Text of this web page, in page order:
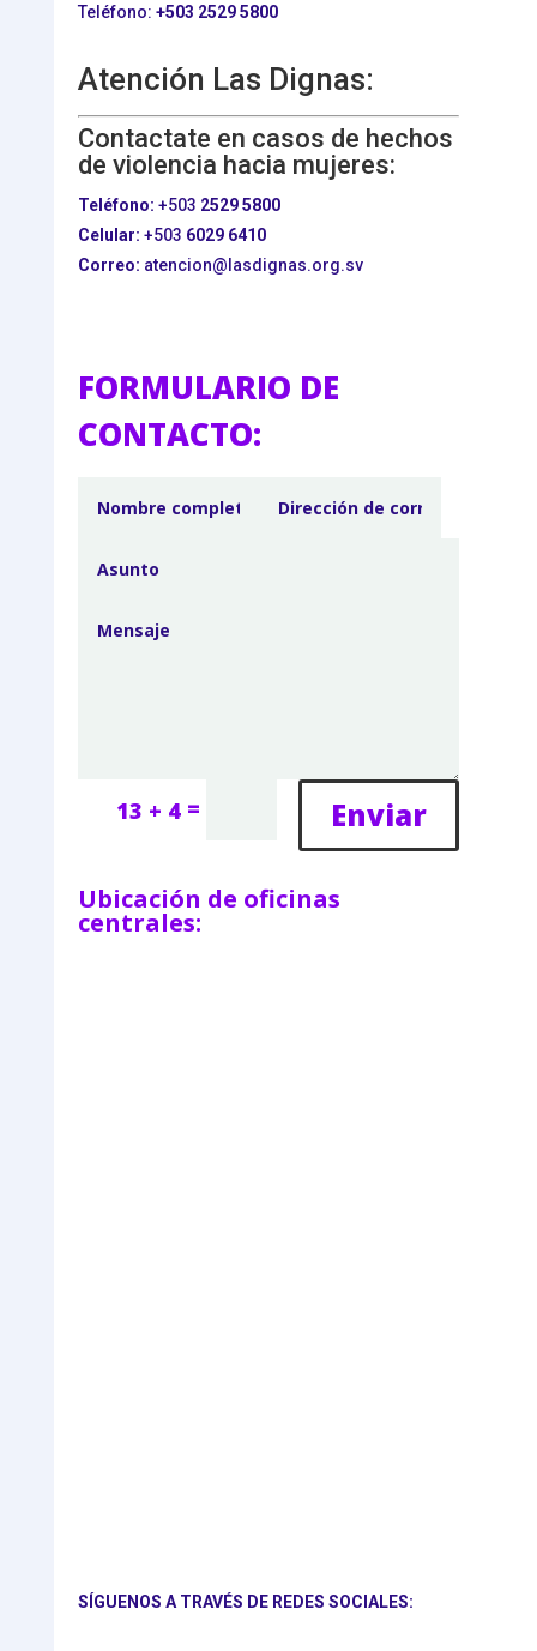
Teléfono: +503 2529 5800
Atención Las Dignas:
Contactate en casos de hechos
de violencia hacia mujeres:
Teléfono: +503 2529 5800
Celular: +503 6029 6410
Correo: atencion@lasdignas.org.sv
FORMULARIO DE
CONTACTO:
13 + 4 = Enviar
Ubicación de oficinas
centrales:
SÍGUENOS A TRAVÉS DE REDES SOCIALES: